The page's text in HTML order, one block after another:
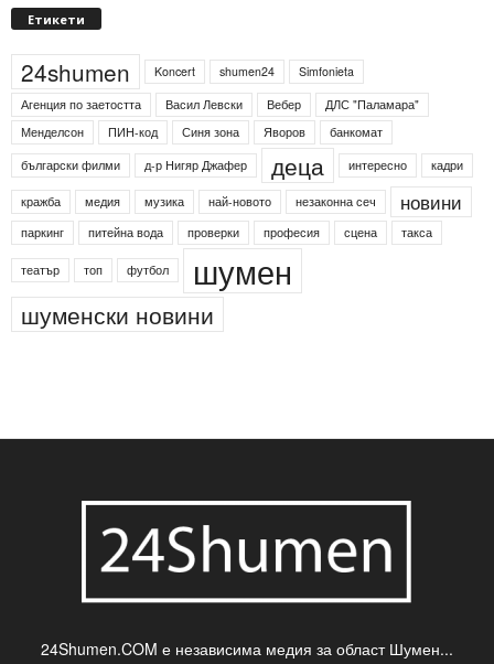
Етикети
24shumen Koncert shumen24
Simfonieta
Агенция по заетостта
Васил Левски Вебер
ДЛС "Паламара"
Менделсон
ПИН-код Синя зона Яворов
банкомат
български филми
д-р Нигяр Джафер деца интересно кадри
кражба медия музика най-новото незаконна сеч новини
паркинг питейна вода проверки професия сцена такса
театър топ футбол шумен
шуменски новини
24Shumen.COM е независима медия за област Шумен...